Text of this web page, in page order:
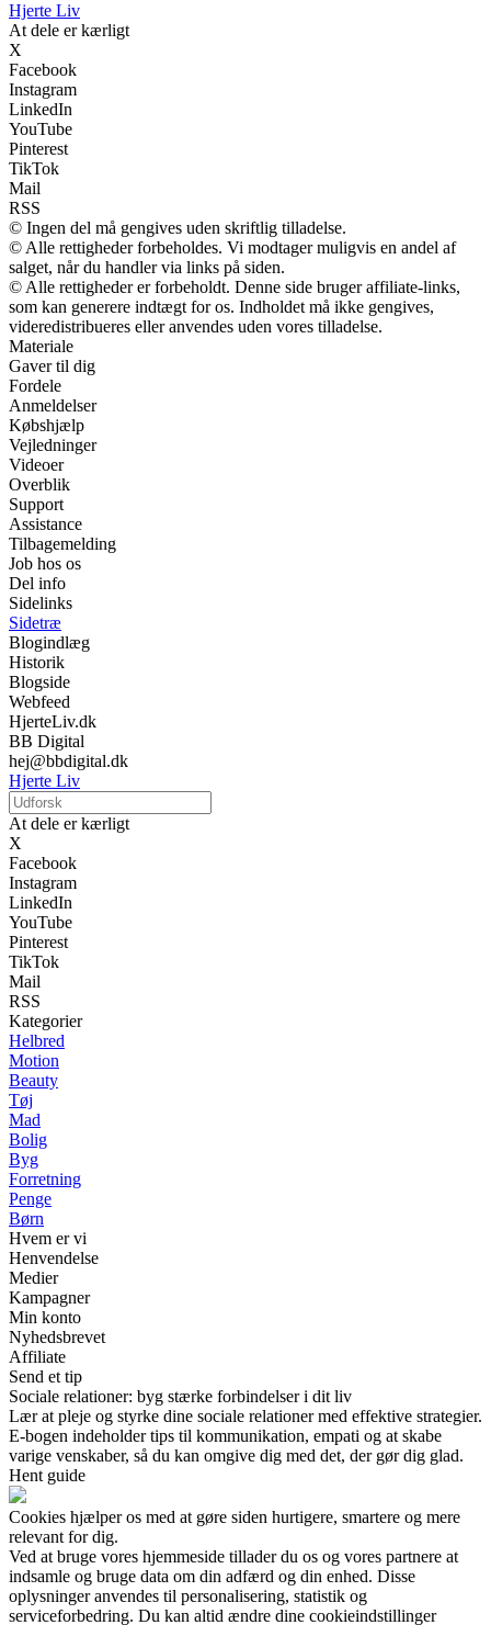
Hjerte Liv
At dele er kærligt
X
Facebook
Instagram
LinkedIn
YouTube
Pinterest
TikTok
Mail
RSS
© Ingen del må gengives uden skriftlig tilladelse.
© Alle rettigheder forbeholdes. Vi modtager muligvis en andel af
salget, når du handler via links på siden.
© Alle rettigheder er forbeholdt. Denne side bruger affiliate-links,
som kan generere indtægt for os. Indholdet må ikke gengives,
videredistribueres eller anvendes uden vores tilladelse.
Materiale
Gaver til dig
Fordele
Anmeldelser
Købshjælp
Vejledninger
Videoer
Overblik
Support
Assistance
Tilbagemelding
Job hos os
Del info
Sidelinks
Sidetræ
Blogindlæg
Historik
Blogside
Webfeed
HjerteLiv.dk
BB Digital
hej@bbdigital.dk
Hjerte Liv
At dele er kærligt
X
Facebook
Instagram
LinkedIn
YouTube
Pinterest
TikTok
Mail
RSS
Kategorier
Helbred
Motion
Beauty
Tøj
Mad
Bolig
Byg
Forretning
Penge
Børn
Hvem er vi
Henvendelse
Medier
Kampagner
Min konto
Nyhedsbrevet
Affiliate
Send et tip
Sociale relationer: byg stærke forbindelser i dit liv
Lær at pleje og styrke dine sociale relationer med effektive strategier.
E-bogen indeholder tips til kommunikation, empati og at skabe
varige venskaber, så du kan omgive dig med det, der gør dig glad.
Hent guide
Cookies hjælper os med at gøre siden hurtigere, smartere og mere
relevant for dig.
Ved at bruge vores hjemmeside tillader du os og vores partnere at
indsamle og bruge data om din adfærd og din enhed. Disse
oplysninger anvendes til personalisering, statistik og
serviceforbedring. Du kan altid ændre dine cookieindstillinger